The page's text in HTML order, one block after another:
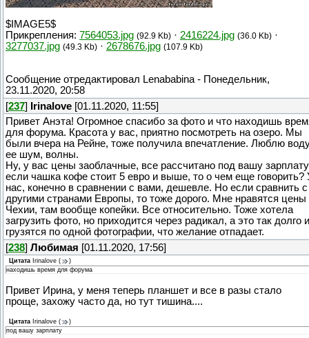
$IMAGE5$
Прикрепления: 7564053.jpg (92.9 Kb) · 2416224.jpg (36.0 Kb) ·
3277037.jpg (49.3 Kb) · 2678676.jpg (107.9 Kb)
Сообщение отредактировал Lenababina - Понедельник,
23.11.2020, 20:58
[237] Irinalove [01.11.2020, 11:55]
Привет Анэта! Огромное спасибо за фото и что находишь
для форума. Красота у вас, приятно посмотреть на озеро. Мы
были вчера на Рейне, тоже получила впечатление. Люблю
ее шум, волны.
Ну, у вас цены заоблачные, все рассчитано под вашу
если чашка кофе стоит 5 евро и выше, то о чем еще говорить?
нас, конечно в сравнении с вами, дешевле. Но если сравнить с
другими странами Европы, то тоже дорого. Мне нравятся цены
Чехии, там вообще копейки. Все относительно. Тоже хотела
загрузить фото, но приходится через радикал, а это так долго и
грузятся по одной фотографии, что желание отпадает.
[238] Любимая [01.11.2020, 17:56]
Цитата Irinalove (
)
находишь время для форума
Привет Ирина, у меня теперь планшет и все в разы стало
проще, захожу часто да, но тут тишина....
Цитата Irinalove (
)
под вашу зарплату